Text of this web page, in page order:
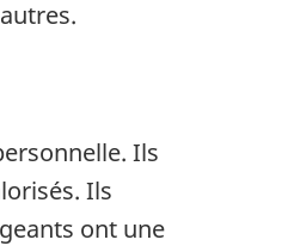
Ils
Ils
ont une